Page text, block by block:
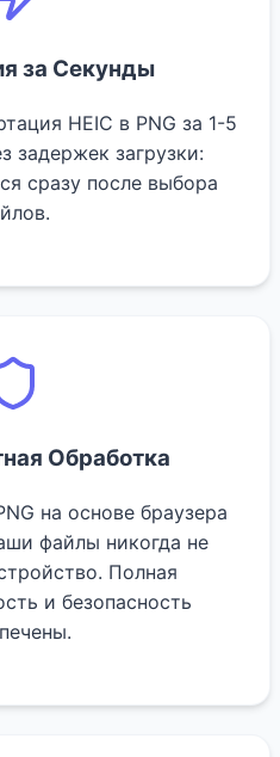
за Секунды
HEIC в PNG за 1-5
задержек загрузки:
сразу после выбора
Обработка
на основе браузера
файлы никогда не
Полная
и безопасность